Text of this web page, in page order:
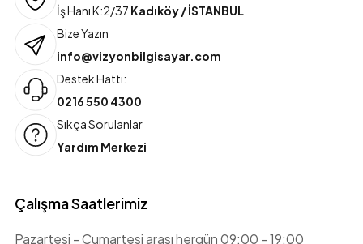
İş Hanı K:2/37 Kadıköy / İSTANBUL
Bize Yazın
info@vizyonbilgisayar.com
Destek Hattı:
0216 550 4300
Sıkça Sorulanlar
Yardım Merkezi
Çalışma Saatlerimiz
Pazartesi - Cumartesi arası hergün 09:00 - 19:00